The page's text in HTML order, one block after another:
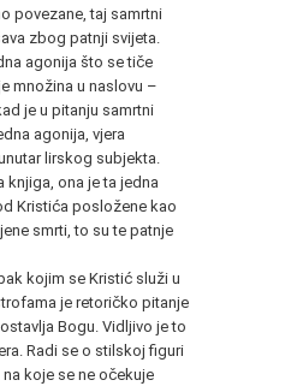
povezane, taj samrtni
zbog patnji svijeta.
agonija što se tiče
množina u naslovu –
je u pitanju samrtni
agonija, vjera
lirskog subjekta.
knjiga, ona je ta jedna
Kristića posložene kao
smrti, to su te patnje
kojim se Kristić služi u
je retoričko pitanje
Bogu. Vidljivo je to
Radi se o stilskoj figuri
koje se ne očekuje